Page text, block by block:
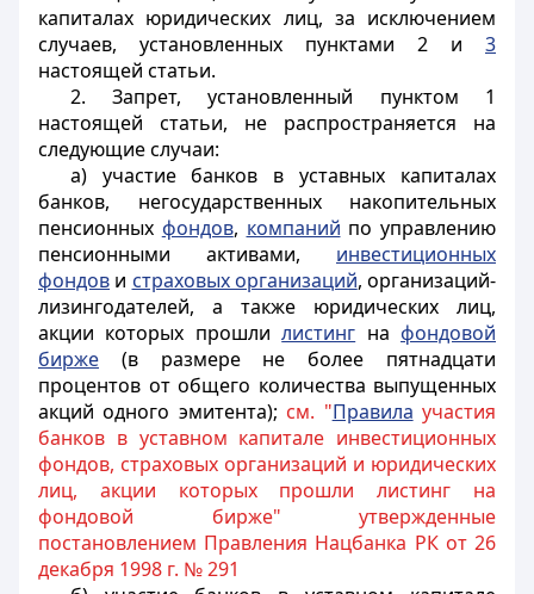
капиталах юридических лиц, за исключением
случаев, установленных пунктами 2 и 3
настоящей статьи.
2. Запрет, установленный пунктом 1
настоящей статьи, не распространяется на
следующие случаи:
а) участие банков в уставных капиталах
банков, негосударственных накопительных
пенсионных фондов, компаний по управлению
пенсионными активами, инвестиционных
фондов и страховых организаций, организаций-
лизингодателей, а также юридических лиц,
акции которых прошлилистинг нафондовой
бирже (в размере не более пятнадцати
процентов от общего количества выпущенных
акций одного эмитента); см. "Правила участия
банков в уставном капитале инвестиционных
фондов, страховых организаций и юридических
лиц, акции которых прошли листинг на
фондовой бирже" утвержденные
постановлением Правления Нацбанка РК от 26
декабря 1998 г. № 291